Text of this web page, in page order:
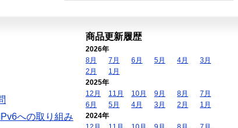
IPv6への取り組み
商品更新履歴
2026年
8月
7月 6月 5月 4月
3月
2月
1月
2025年
12月
11月 10月 9月 8月
7月
6月
5月 4月 3月 2月
1月
2024年